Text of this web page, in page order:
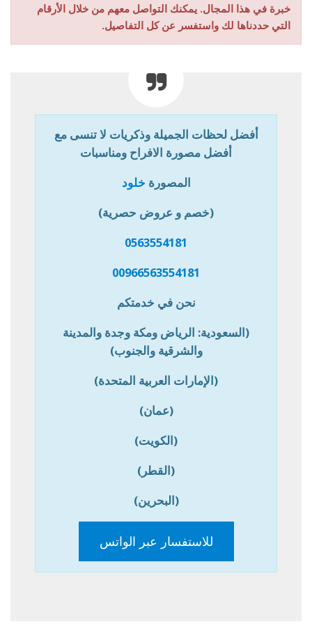
خبرة في هذا المجال. يمكنك التواصل معهم من خلال الأرقام
التي حددناها لك واستفسر عن كل التفاصيل.
أفضل لحظات الجميلة وذكريات لا تنسى مع
أفضل مصورة الافراح ومناسبات
المصورة خلود
(خصم و عروض حصرية)
0563554181
00966563554181
نحن في خدمتكم
(السعودية: الرياض ومكة وجدة والمدينة
والشرقية والجنوب)
(الإمارات العربية المتحدة)
(عمان)
(الكويت)
(القطر)
(البحرين)
للاستفسار عبر الواتس